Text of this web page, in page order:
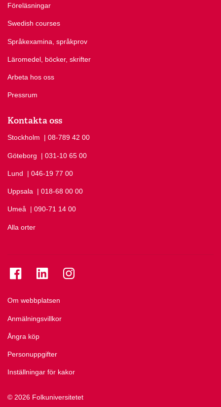
Föreläsningar
Swedish courses
Språkexamina, språkprov
Läromedel, böcker, skrifter
Arbeta hos oss
Pressrum
Kontakta oss
Stockholm Ring Stockholm på
| 08-789 42 00
Göteborg Ring Göteborg på
| 031-10 65 00
Lund Ring Lund på
| 046-19 77 00
Uppsala Ring Uppsala på
| 018-68 00 00
Umeå Ring Umeå på
| 090-71 14 00
Alla orter
© 2026 Folkuniversitetet
Om webbplatsen
Anmälningsvillkor
Ångra köp
Personuppgifter
Inställningar för kakor
Se folkuniversitetet på Facebook
Se folkuniversitetet på LinkedIn